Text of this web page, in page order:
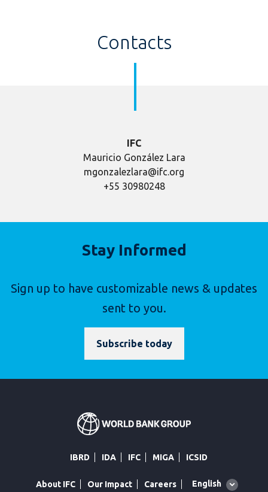
Contacts
IFC
Mauricio González Lara
mgonzalezlara@ifc.org
+55 30980248
Stay Informed
Sign up to have customizable news & updates
sent to you.
Subscribe today
IBRD IDA IFC MIGA ICSID
About IFC Our Impact Careers
Global
English